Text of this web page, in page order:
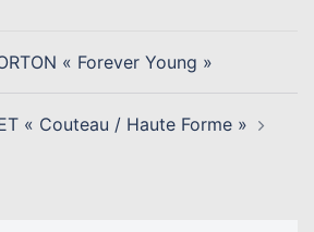
« Forever Young »
« Couteau / Haute Forme »